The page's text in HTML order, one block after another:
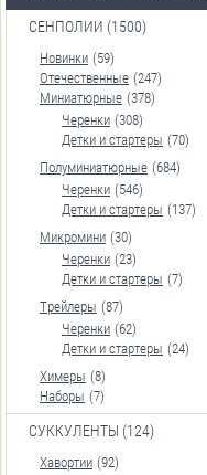
СЕНПОЛИИ (1500)
Новинки (59)
Отечественные (247)
Миниатюрные (378)
Черенки (308)
Детки и стартеры (70)
Полуминиатюрные (684)
Черенки (546)
Детки и стартеры (137)
Микромини (30)
Черенки (23)
Детки и стартеры (7)
Трейлеры (87)
Черенки (62)
Детки и стартеры (24)
Химеры (8)
Наборы (7)
СУККУЛЕНТЫ (124)
Хавортии (92)